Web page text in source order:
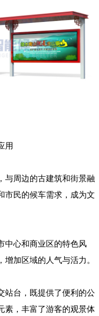
用
与周边的古建筑和街景融
市民的候车需求，成为文
中心和商业区的特色风
加区域的人气与活力。
站台，既提供了便利的公
素，丰富了游客的观景体